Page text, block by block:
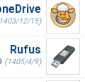
12/15)
Rufus
(1405/4/9)